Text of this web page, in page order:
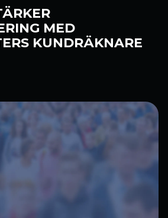
MED
KUNDRÄKNARE